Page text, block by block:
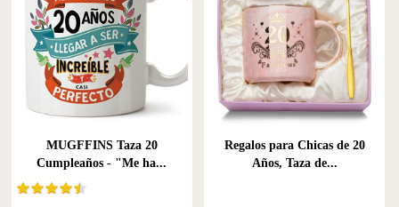
MUGFFINS Taza 20
Cumpleaños - "Me ha...
Regalos para Chicas de 20
Años, Taza de...